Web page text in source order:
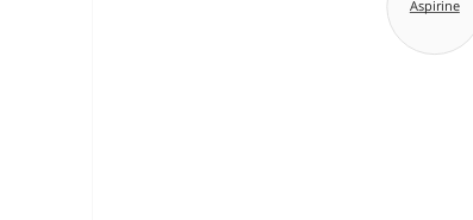
Aspirine